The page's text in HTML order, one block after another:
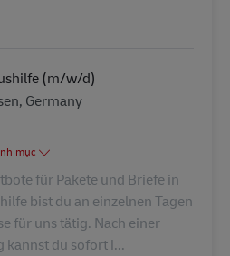
(m/w/d)
Germany
ứng với 2 danh mục
für Pakete und Briefe in
bist du an einzelnen Tagen
für uns tätig. Nach einer
kannst du sofort i...